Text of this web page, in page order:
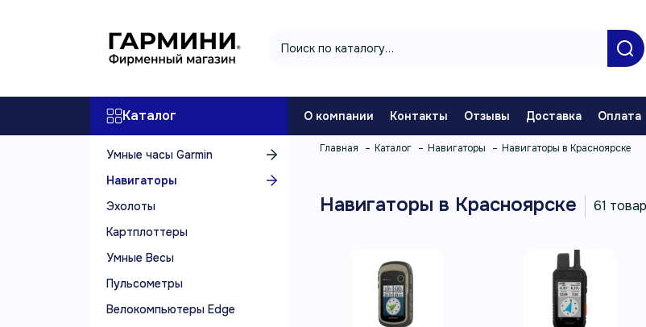
Каталог О компании Контакты Отзывы Доставка Оплата
Главная Каталог Навигаторы Навигаторы в Красноярске
Умные часы Garmin
Навигаторы
Эхолоты
Картплоттеры
Умные Весы
Пульсометры
Велокомпьютеры Edge
Навигаторы в Красноярске